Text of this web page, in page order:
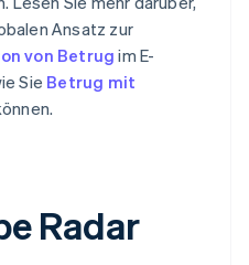
Ansatz zur
von Betrug im E-
Sie Betrug mit
Radar